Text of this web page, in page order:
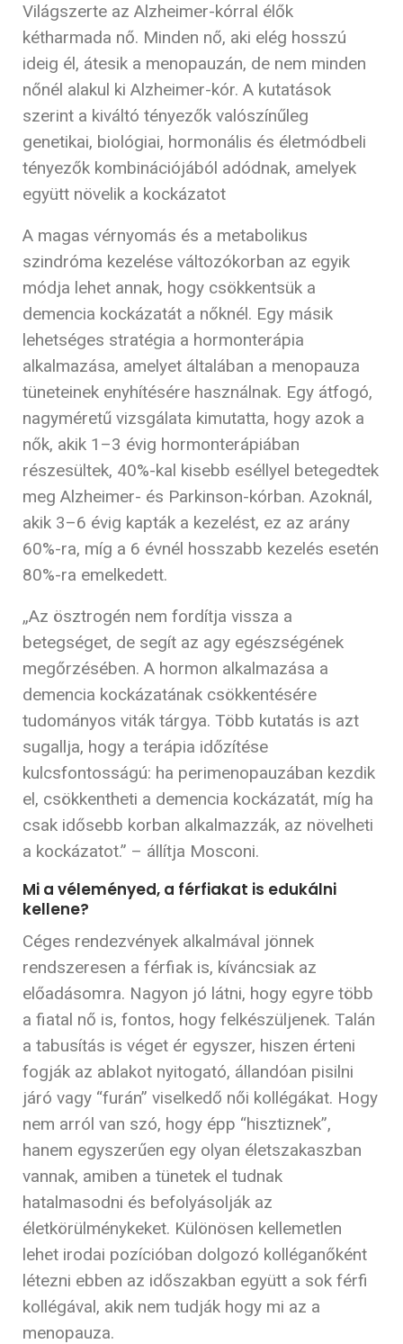
Világszerte az Alzheimer-kórral élők
kétharmada nő. Minden nő, aki elég hosszú
ideig él, átesik a menopauzán, de nem minden
nőnél alakul ki Alzheimer-kór. A kutatások
szerint a kiváltó tényezők valószínűleg
genetikai, biológiai, hormonális és életmódbeli
tényezők kombinációjából adódnak, amelyek
együtt növelik a kockázatot
A magas vérnyomás és a metabolikus
szindróma kezelése változókorban az egyik
módja lehet annak, hogy csökkentsük a
demencia kockázatát a nőknél. Egy másik
lehetséges stratégia a hormonterápia
alkalmazása, amelyet általában a menopauza
tüneteinek enyhítésére használnak. Egy átfogó,
nagyméretű vizsgálata kimutatta, hogy azok a
nők, akik 1–3 évig hormonterápiában
részesültek, 40%-kal kisebb eséllyel betegedtek
meg Alzheimer- és Parkinson-kórban. Azoknál,
akik 3–6 évig kapták a kezelést, ez az arány
60%-ra, míg a 6 évnél hosszabb kezelés esetén
80%-ra emelkedett.
„Az ösztrogén nem fordítja vissza a
betegséget, de segít az agy egészségének
megőrzésében. A hormon alkalmazása a
demencia kockázatának csökkentésére
tudományos viták tárgya. Több kutatás is azt
sugallja, hogy a terápia időzítése
kulcsfontosságú: ha perimenopauzában kezdik
el, csökkentheti a demencia kockázatát, míg ha
csak idősebb korban alkalmazzák, az növelheti
a kockázatot.” – állítja Mosconi.
Mi a véleményed, a férfiakat is edukálni
kellene?
Céges rendezvények alkalmával jönnek
rendszeresen a férfiak is, kíváncsiak az
előadásomra. Nagyon jó látni, hogy egyre több
a fiatal nő is, fontos, hogy felkészüljenek. Talán
a tabusítás is véget ér egyszer, hiszen érteni
fogják az ablakot nyitogató, állandóan pisilni
járó vagy “furán” viselkedő női kollégákat. Hogy
nem arról van szó, hogy épp “hisztiznek”,
hanem egyszerűen egy olyan életszakaszban
vannak, amiben a tünetek el tudnak
hatalmasodni és befolyásolják az
életkörülménykeket. Különösen kellemetlen
lehet irodai pozícióban dolgozó kolléganőként
létezni ebben az időszakban együtt a sok férfi
kollégával, akik nem tudják hogy mi az a
menopauza.